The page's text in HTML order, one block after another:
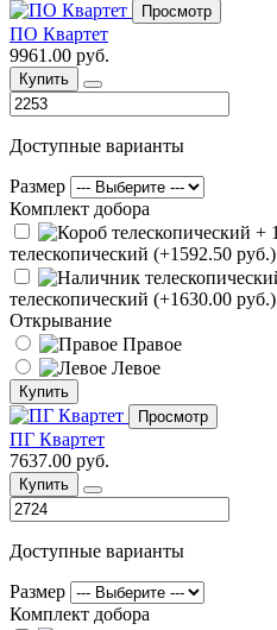
Просмотр
ПО Квартет
9961.00 руб.
Купить
Доступные варианты
Размер
Комплект добора
телескопический (+1592.50 руб.)
телескопический (+1630.00 руб.)
Открывание
Правое
Левое
Купить
Просмотр
ПГ Квартет
7637.00 руб.
Купить
Доступные варианты
Размер
Комплект добора